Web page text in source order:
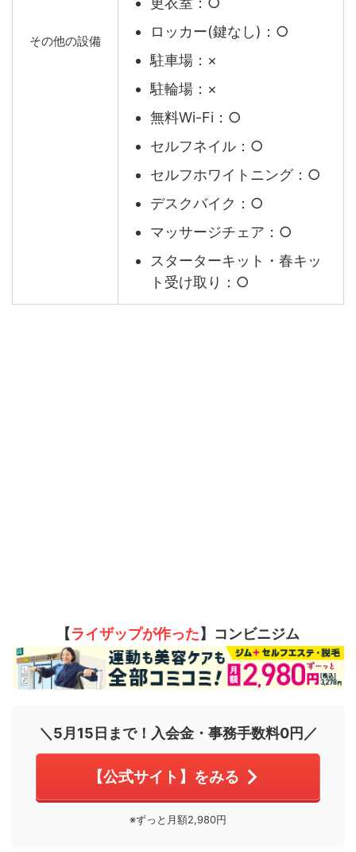
その他の設備
ロッカー(鍵なし)：○
駐車場：×
駐輪場：×
無料Wi-Fi：○
セルフネイル：○
セルフホワイトニング：○
デスクバイク：○
マッサージチェア：○
スターターキット・春キッ
ト受け取り：○
【ライザップが作った】コンビニジム
＼5月15日まで！入会金・事務手数料0円／
【公式サイト】をみる
※ずっと月額2,980円